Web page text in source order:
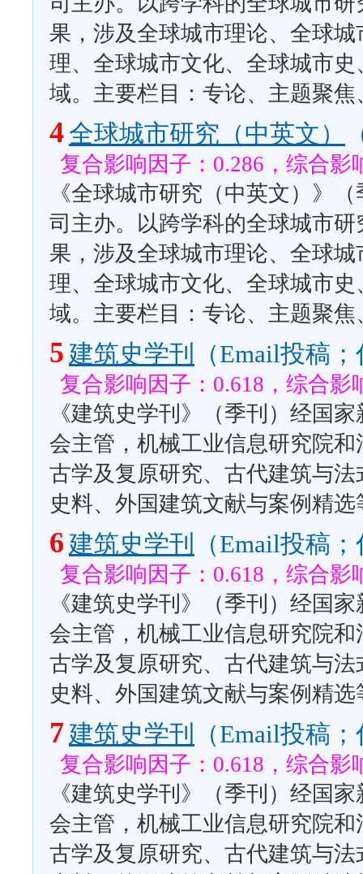
果，涉及全球城市理论、全球
理、全球城市文化、全球城市
域。主要栏目：专论、主题聚
4全球城市研究（中英文）
复合影响因子：0.286，综合影
《全球城市研究（中英文）》
司主办。以跨学科的全球城市
果，涉及全球城市理论、全球
理、全球城市文化、全球城市
域。主要栏目：专论、主题聚
5 建筑史学刊 （Email投稿
复合影响因子：0.618，综合影
《建筑史学刊》（季刊）经国
会主管，机械工业信息研究院
古学及复原研究、古代建筑与
史料、外国建筑文献与案例精选
6 建筑史学刊 （Email投稿
复合影响因子：0.618，综合影
《建筑史学刊》（季刊）经国
会主管，机械工业信息研究院
古学及复原研究、古代建筑与
史料、外国建筑文献与案例精选
7 建筑史学刊 （Email投稿
复合影响因子：0.618，综合影
《建筑史学刊》（季刊）经国
会主管，机械工业信息研究院
古学及复原研究、古代建筑与